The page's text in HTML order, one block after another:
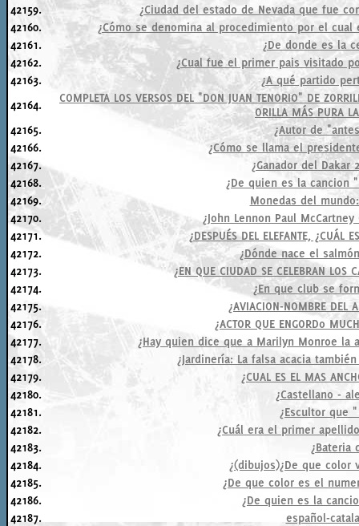
42159.
¿Ciudad del estado de Nevada que fue
42160.
¿Cómo se denomina al procedimiento por el
42161.
¿De donde es la
42162.
¿Cual fue el primer pais visitado
42163.
¿A qué partido
42164.
COMPLETA LOS VERSOS DEL "DON JUAN TENORIO" DE
ORILLA MÁS PURA
42165.
¿Autor de
42166.
¿Cómo se llama el
42167.
¿Ganador del Dakar
42168.
¿De quien es la cancion
42169.
Monedas del
42170.
¿John Lennon Paul
42171.
¿DESPUÉS DEL ELEFANTE, ¿CUÁL
42172.
¿Dónde nace el
42173.
¿EN QUE CIUDAD SE CELEBRAN LOS
42174.
¿En que club se
42175.
¿AVIACION-NOMBRE DEL
42176.
¿ACTOR QUE ENGORDo
42177.
¿Hay quien dice que a Marilyn Monroe la
42178.
¿Jardinería: La falsa acacia
42179.
¿CUAL ES EL MAS
42180.
¿Castellano -
42181.
¿Escultor que
42182.
¿Cuál era el primer
42183.
¿Bateria
42184.
¿(dibujos)¿De que color
42185.
¿De que color es el
42186.
¿De quien es la
42187.
español-